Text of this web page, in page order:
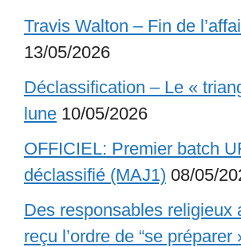
Travis Walton – Fin de
13/05/2026
Déclassification – Le «
lune 10/05/2026
OFFICIEL: Premier batch
déclassifié (MAJ1) 08/05/
Des responsables religieux
reçu l’ordre de “se préparer